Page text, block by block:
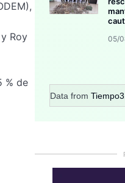
Roy
% de
05/
Data from